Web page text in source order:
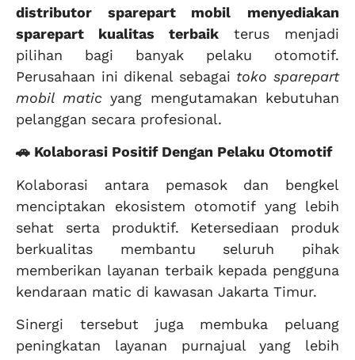
distributor sparepart mobil
menyediakan
sparepart kualitas terbaik terus menjadi
pilihan bagi banyak pelaku otomotif.
Perusahaan ini dikenal sebagai toko sparepart
mobil maticyang mengutamakan kebutuhan
pelanggan secara profesional.
🚗 Kolaborasi Positif Dengan Pelaku Otomotif
Kolaborasi antara pemasok dan bengkel
menciptakan ekosistem otomotif yang lebih
sehat serta produktif. Ketersediaan produk
berkualitas membantu seluruh pihak
memberikan layanan terbaik kepada pengguna
kendaraan matic di kawasan Jakarta Timur.
Sinergi tersebut juga membuka peluang
peningkatan layanan purnajual yang lebih